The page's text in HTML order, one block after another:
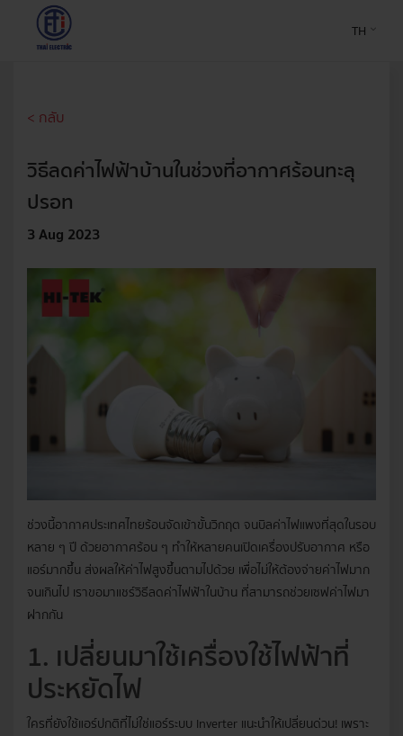
TH
< กลับ
วิธีลดค่าไฟฟ้าบ้านในช่วงที่อากาศร้อนทะลุ
ปรอท
3 Aug 2023
ช่วงนี้อากาศประเทศไทยร้อนจัดเข้าขั้นวิกฤต จนบิลค่าไฟแพงที่สุดในรอบ
หลาย ๆ ปี ด้วยอากาศร้อน ๆ ทำให้หลายคนเปิดเครื่องปรับอากาศ หรือ
แอร์มากขึ้น ส่งผลให้ค่าไฟสูงขึ้นตามไปด้วย เพื่อไม่ให้ต้องจ่ายค่าไฟมาก
จนเกินไป เราขอมาแชร์วิธีลดค่าไฟฟ้าในบ้าน ที่สามารถช่วยเซฟค่าไฟมา
ฝากกัน
1. เปลี่ยนมาใช้เครื่องใช้ไฟฟ้าที่
ประหยัดไฟ
ใครที่ยังใช้แอร์ปกติที่ไม่ใช่แอร์ระบบ Inverter แนะนำให้เปลี่ยนด่วน! เพราะ